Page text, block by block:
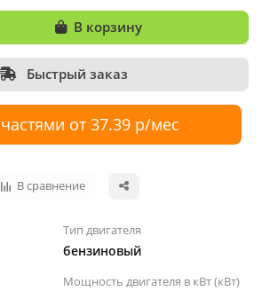
В корзину
Быстрый заказ
от 37.39 р/мес
В сравнение
Тип двигателя
бензиновый
Мощность двигателя в кВт (кВт)